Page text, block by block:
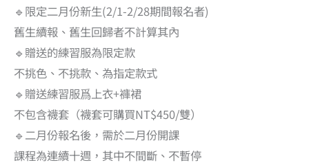
🔹限定二月份新生(2/1-2/28期間報名者)
舊生續報、舊生回歸者不計算其內
🔹贈送的練習服為限定款
不挑色、不挑款、為指定款式
🔹贈送練習服爲上衣+褲裙
不包含襪套（襪套可購買NT$450/雙）
🔹二月份報名後，需於二月份開課
課程為連續十週，其中不間斷、不暫停